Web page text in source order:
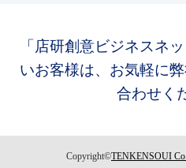
「店研創意ビジネスネ
いお客様は、お気軽に
合わせく
Copyright©TENKENSOUI